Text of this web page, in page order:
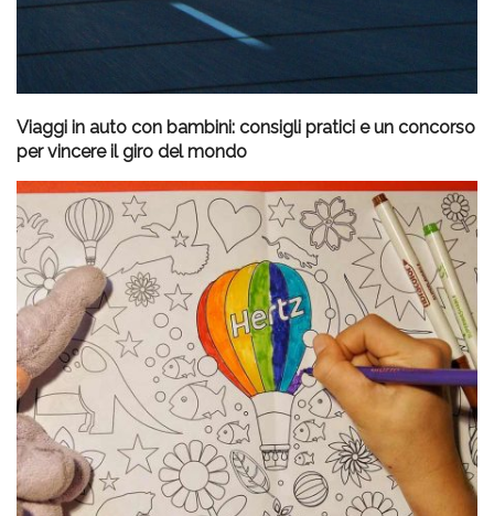
Viaggi in auto con bambini: consigli pratici e un concorso
per vincere il giro del mondo